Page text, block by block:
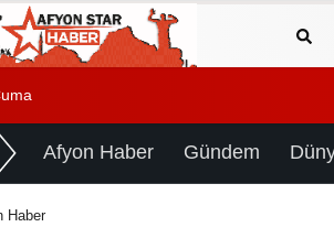
Afyon Haber Gündem
Haber